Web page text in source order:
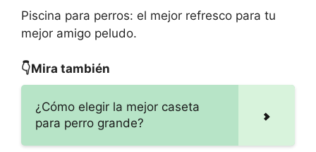
Piscina para perros: el mejor refresco para tu
mejor amigo peludo.
👇Mira también
¿Cómo elegir la mejor caseta
para perro grande?